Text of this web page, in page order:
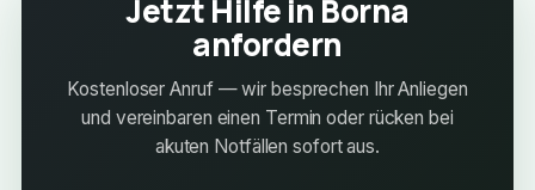
Jetzt Hilfe in Borna
anfordern
Kostenloser Anruf — wir besprechen Ihr Anliegen
und vereinbaren einen Termin oder rücken bei
akuten Notfällen sofort aus.